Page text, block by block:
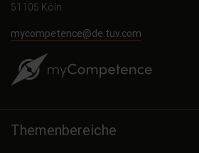
51105 Köln
mycompetence@de.tuv.com
Themenbereiche